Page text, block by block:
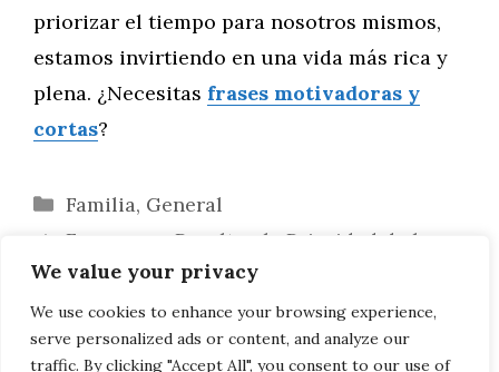
We value your privacy
We use cookies to enhance your browsing experience,
serve personalized ads or content, and analyze our
traffic. By clicking "Accept All", you consent to our use of
priorizar el tiempo para nosotros mismos,
estamos invirtiendo en una vida más rica y
plena. ¿Necesitas frases motivadoras y
cortas?
Categorías
Familia, General
Frases que Resaltan la Prioridad de la
Salud Mental
Frases Motivadoras para Fomentar el
Autocuidado Diario